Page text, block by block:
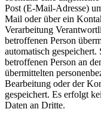
Post (E-Mail-Adresse)
Mail oder über ein
Verarbeitung
betroffenen Person
automatisch
betroffenen Person an
übermittelten
Bearbeitung oder der
gespeichert. Es erfolgt
Daten an Dritte.